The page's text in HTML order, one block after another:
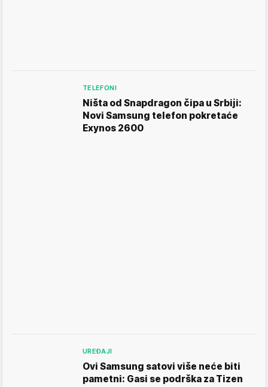
TELEFONI
Ništa od Snapdragon čipa u Srbiji:
Novi Samsung telefon pokretaće
Exynos 2600
UREĐAJI
Ovi Samsung satovi više neće biti
pametni: Gasi se podrška za Tizen